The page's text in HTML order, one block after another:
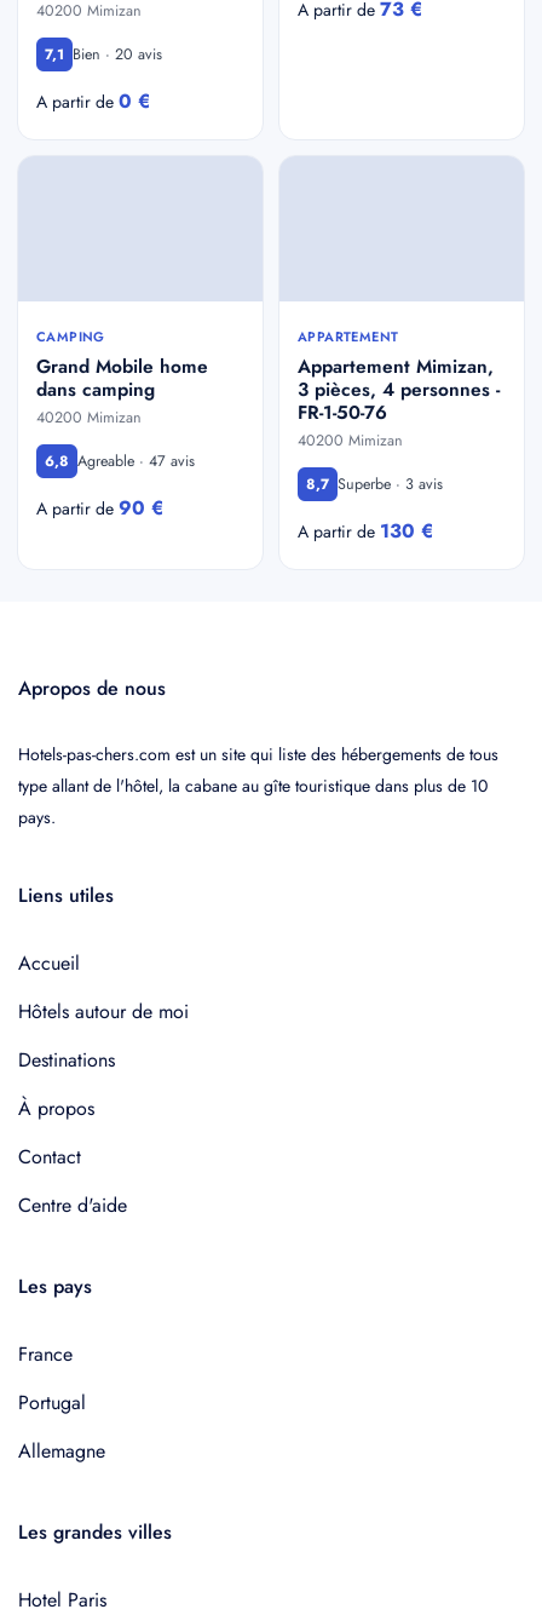
40200 Mimizan
7,1 Bien · 20 avis
A partir de 0 €
A partir de 73 €
CAMPING
Grand Mobile home
dans camping
40200 Mimizan
6,8 Agreable · 47 avis
A partir de 90 €
APPARTEMENT
Appartement Mimizan,
3 pièces, 4 personnes -
FR-1-50-76
40200 Mimizan
8,7 Superbe · 3 avis
A partir de 130 €
Apropos de nous
Hotels-pas-chers.com est un site qui liste des hébergements de tous
type allant de l'hôtel, la cabane au gîte touristique dans plus de 10
pays.
Liens utiles
Accueil
Hôtels autour de moi
Destinations
À propos
Contact
Centre d'aide
Les pays
France
Portugal
Allemagne
Les grandes villes
Hotel Paris